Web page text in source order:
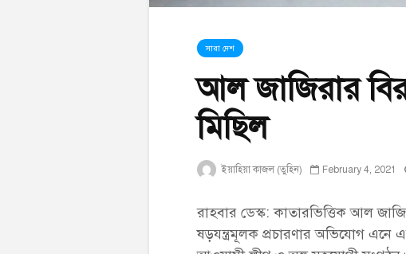
সারা দেশ
আল জাজিরার
মিছিল
ইয়াহিয়া কাজল (তুহিন) February 4, 2021
রাহবার ডেস্ক: কাতারভিত্তিক আল
ষড়যন্ত্রমূলক প্রচারণার অভিযোগ এনে